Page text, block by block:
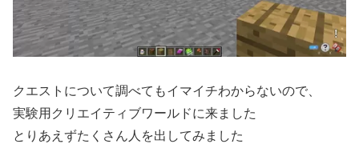
クエストについて調べてもイマイチわからないので、
実験用クリエイティブワールドに来ました
とりあえずたくさん人を出してみました